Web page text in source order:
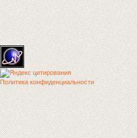
Политика конфиденциальности